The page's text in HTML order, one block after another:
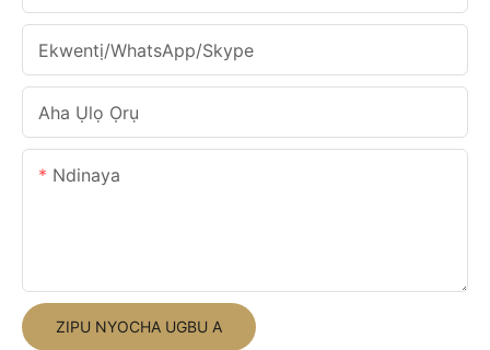
Ekwentị/WhatsApp/Skype
Aha Ụlọ Ọrụ
Ndinaya
ZIPU NYOCHA UGBU A